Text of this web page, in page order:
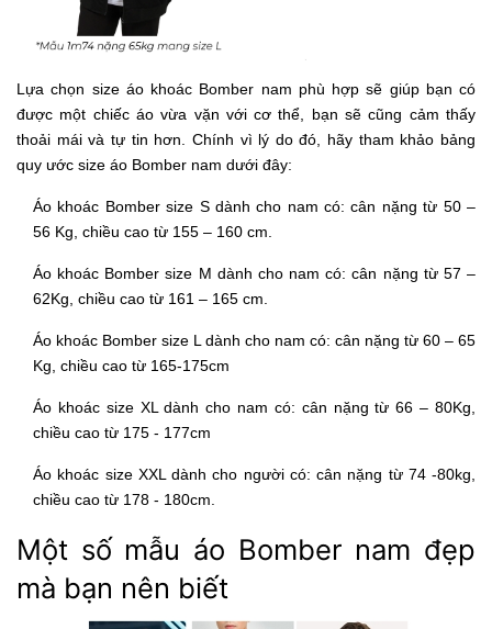
Lựa chọn size áo khoác Bomber nam phù hợp sẽ giúp bạn có
được một chiếc áo vừa vặn với cơ thể, bạn sẽ cũng cảm thấy
thoải mái và tự tin hơn. Chính vì lý do đó, hãy tham khảo bảng
quy ước size áo Bomber nam dưới đây:
Áo khoác Bomber size S dành cho nam có: cân nặng từ 50 –
56 Kg, chiều cao từ 155 – 160 cm.
Áo khoác Bomber size M dành cho nam có: cân nặng từ 57 –
62Kg, chiều cao từ 161 – 165 cm.
Áo khoác Bomber size L dành cho nam có: cân nặng từ 60 – 65
Kg, chiều cao từ 165-175cm
Áo khoác size XL dành cho nam có: cân nặng từ 66 – 80Kg,
chiều cao từ 175 - 177cm
Áo khoác size XXL dành cho người có: cân nặng từ 74 -80kg,
chiều cao từ 178 - 180cm.
Một số mẫu áo Bomber nam đẹp
mà bạn nên biết